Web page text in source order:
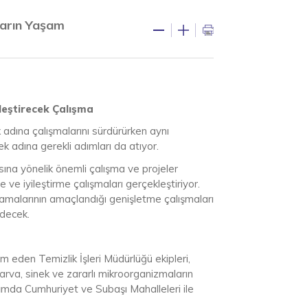
Yaşam
Çalışma
çalışmalarını sürdürürken aynı
adına gerekli adımları da atıyor.
yönelik önemli çalışma ve projeler
iyileştirme çalışmaları gerçekleştiriyor.
amaçlandığı genişletme çalışmaları
eden Temizlik İşleri Müdürlüğü ekipleri,
sinek ve zararlı mikroorganizmaların
Cumhuriyet ve Subaşı Mahalleleri ile